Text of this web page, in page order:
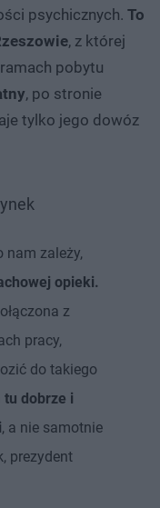
psychicznych. To
, z której
pobytu
, po stronie
tylko jego dowóz
nam zależy,
opieki.
z
pracy,
do takiego
tu dobrze i
, a nie samotnie
prezydent